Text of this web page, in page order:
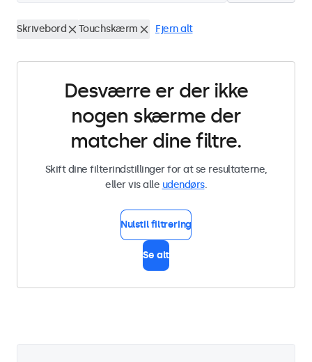
Skrivebord Touchskærm Fjern alt
Desværre er der ikke
nogen skærme der
matcher dine filtre.
Skift dine filterindstillinger for at se resultaterne,
eller vis alle udendørs.
Nulstil filtrering
Se alt